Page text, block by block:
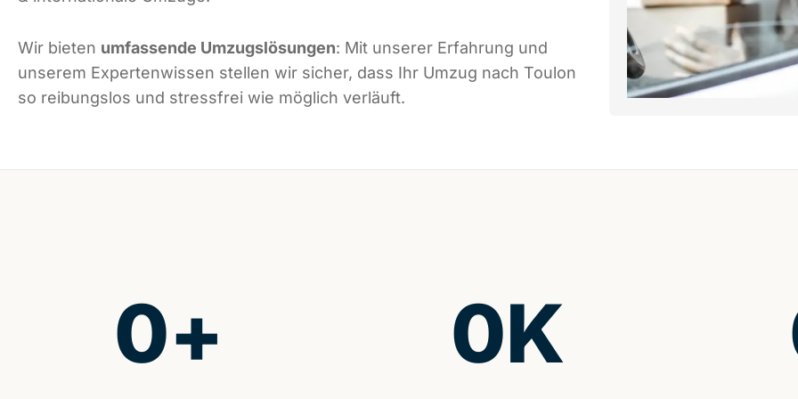
Wir bieten umfassende Umzugslösungen: Mit unserer Erfahrung und
unserem Expertenwissen stellen wir sicher, dass Ihr Umzug nach Toulon
so reibungslos und stressfrei wie möglich verläuft.
0+ 0K